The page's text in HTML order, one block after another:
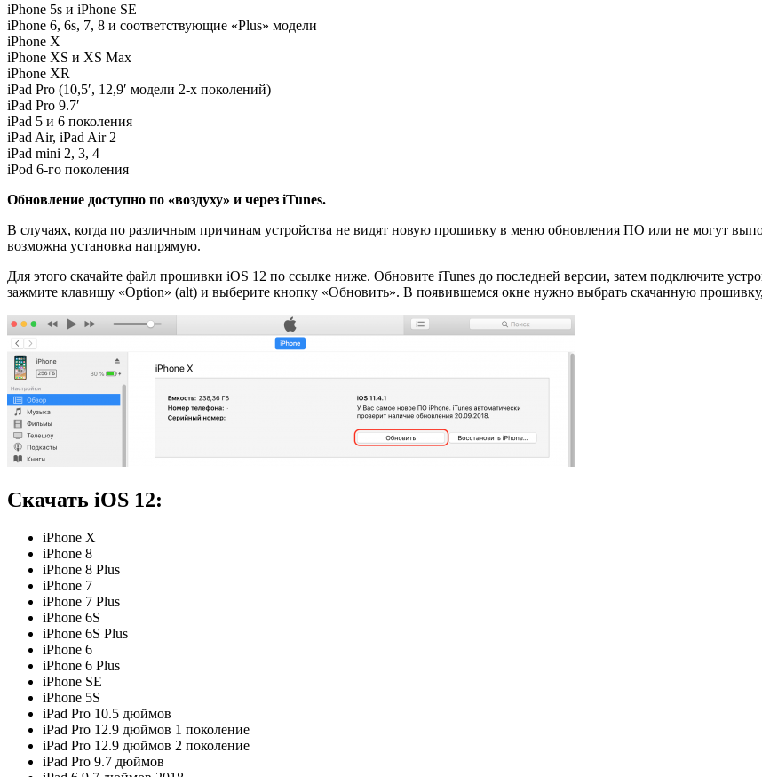
iPhone 5s и iPhone SE
iPhone 6, 6s, 7, 8 и соответствующие «Plus» модели
iPhone X
iPhone XS и XS Max
iPhone XR
iPad Pro (10,5′, 12,9′ модели 2-х поколений)
iPad Pro 9.7′
iPad 5 и 6 поколения
iPad Air, iPad Air 2
iPad mini 2, 3, 4
iPod 6-го поколения
Обновление доступно по «воздуху» и через iTunes.
В случаях, когда по различным причинам устройства не видят новую прошивку в меню обновления ПО или не могут
возможна установка напрямую.
Для этого скачайте файл прошивки iOS 12 по ссылке ниже. Обновите iTunes до последней версии, затем подключите
зажмите клавишу «Option» (alt) и выберите кнопку «Обновить». В появившемся окне нужно выбрать скачанную прошивку,
Скачать iOS 12:
iPhone X
iPhone 8
iPhone 8 Plus
iPhone 7
iPhone 7 Plus
iPhone 6S
iPhone 6S Plus
iPhone 6
iPhone 6 Plus
iPhone SE
iPhone 5S
iPad Pro 10.5 дюймов
iPad Pro 12.9 дюймов 1 поколение
iPad Pro 12.9 дюймов 2 поколение
iPad Pro 9.7 дюймов